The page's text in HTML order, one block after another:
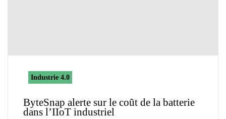
Industrie 4.0
ByteSnap alerte sur le coût de la batterie
dans l’IIoT industriel